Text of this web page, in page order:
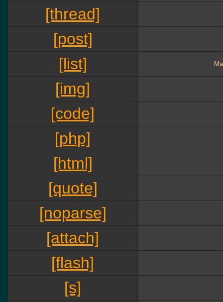
[thread]
[post]
[list]
[img]
[code]
[php]
[html]
[quote]
[noparse]
[attach]
[flash]
[s]